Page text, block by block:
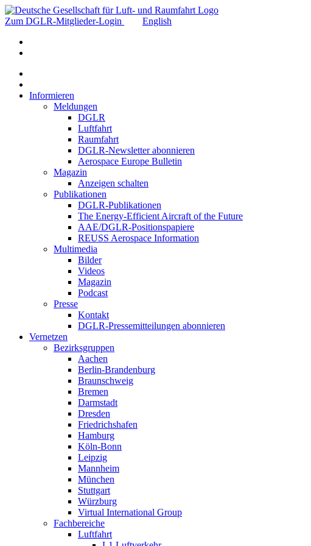
Zum DGLR-Mitglieder-Login English
Informieren
Meldungen
DGLR
Luftfahrt
Raumfahrt
DGLR-Newsletter abonnieren
Aerospace Europe Bulletin
Magazin
Anzeigen schalten
Publikationen
DGLR-Publikationen
The Energy-Efficient Aircraft of the Future
AAE/DGLR-Positionspapiere
REUSS Aerospace Information
Multimedia
Bilder
Videos
Magazin
Podcast
Presse
Kontakt
DGLR-Pressemitteilungen abonnieren
Vernetzen
Bezirksgruppen
Aachen
Berlin-Brandenburg
Braunschweig
Bremen
Darmstadt
Dresden
Friedrichshafen
Hamburg
Köln-Bonn
Leipzig
Mannheim
München
Stuttgart
Würzburg
Virtual International Group
Fachbereiche
Luftfahrt